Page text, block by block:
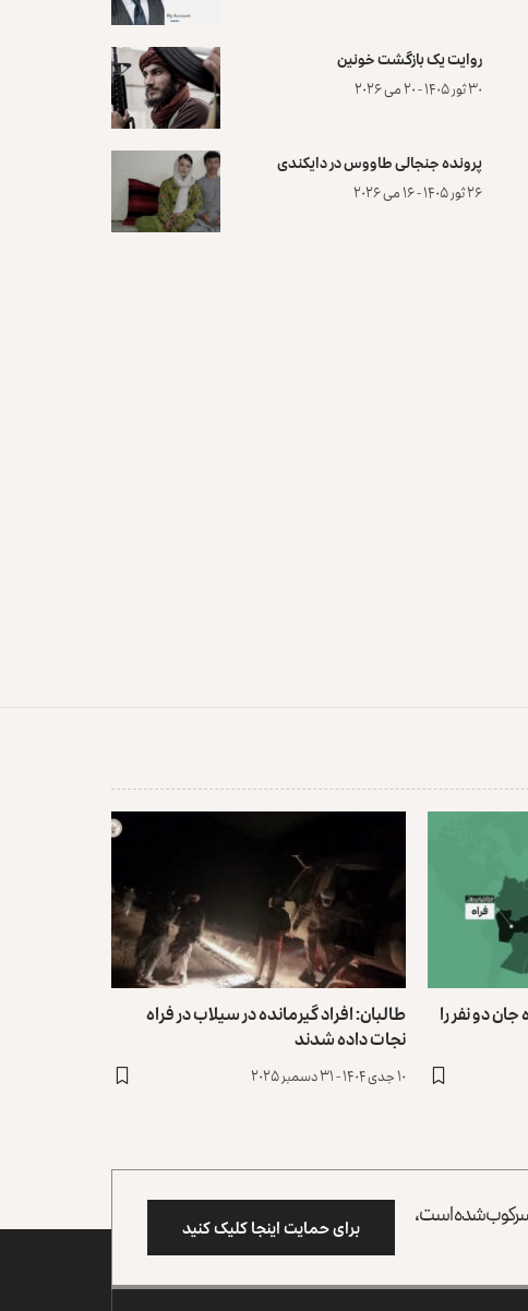
روایت یک بازگشت خونین
۳۰ ثور ۱۴۰۵ - ۲۰ می ۲۰۲۶
پرونده‌ جنجالی طاووس در دایکندی
۲۶ ثور ۱۴۰۵ - ۱۶ می ۲۰۲۶
دو نفر را طالبان: افراد گیرمانده در سیلاب در فراه
نجات داده شدند
۱۰ جدی ۱۴۰۴ - ۳۱ دسمبر ۲۰۲۵
سرکوب شده است، برای حمایت اینجا کلیک کنید